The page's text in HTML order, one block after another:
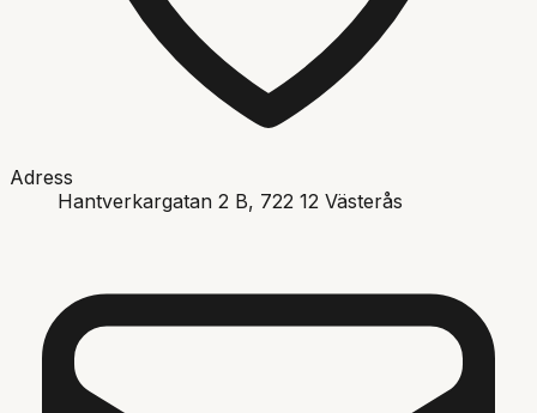
Adress
Hantverkargatan 2 B, 722 12 Västerås